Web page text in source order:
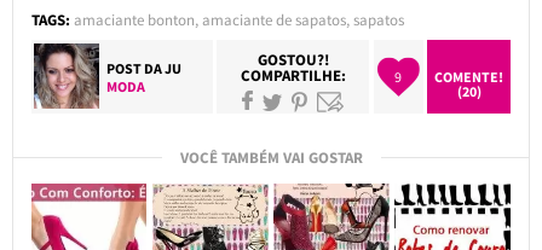
TAGS: amaciante bonton,amaciante de sapatos,sapatos
POST DAJU
MODA
GOSTOU?!
COMPARTILHE: 9
COMENTE!
(20)
VOCÊ TAMBÉM VAI GOSTAR